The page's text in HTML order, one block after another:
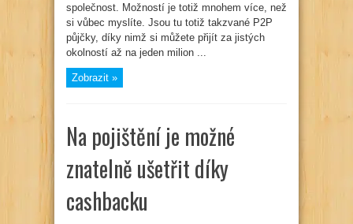
a
velmi
rychle?
P2P
půjčky
společnost. Možností je totiž mnohem více, než
si vůbec myslíte. Jsou tu totiž takzvané P2P
půjčky, díky nimž si můžete přijít za jistých
okolností až na jeden milion ...
Zobrazit »
Na pojištění je možné
znatelně ušetřit díky
cashbacku